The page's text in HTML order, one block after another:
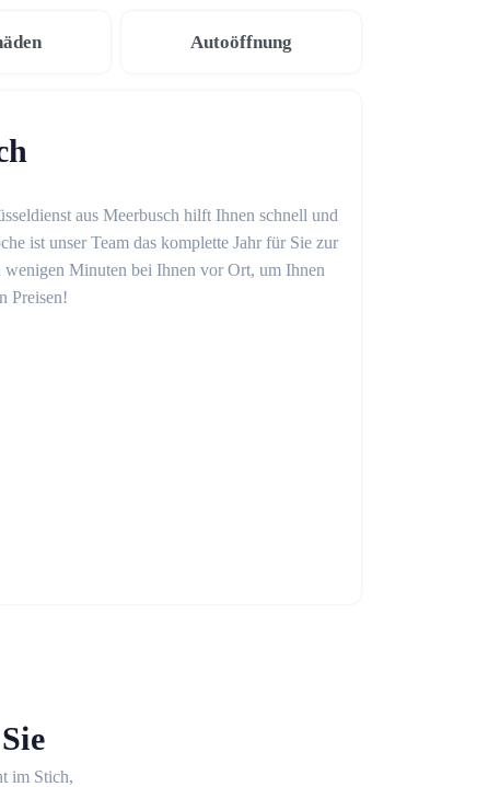
Autoöffnung
aus Meerbusch hilft Ihnen schnell und
ist unser Team das komplette Jahr für Sie zur
Minuten bei Ihnen vor Ort, um Ihnen
Preisen!
im Stich,